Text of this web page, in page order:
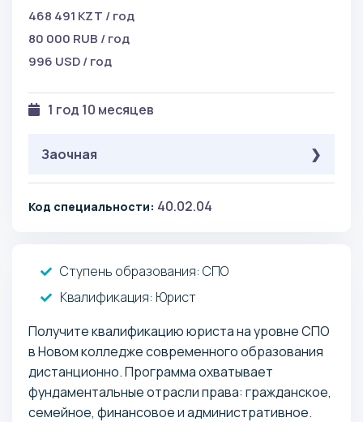
468 491 KZT / год
80 000 RUB / год
996 USD / год
1 год 10 месяцев
Заочная
Школа (9 классов):
Узбекистан
Туркменистан Киргизия
30 000 RUB / год
3 года 9 месяцев
Код специальности: 40.02.04
Ступень образования: СПО
Квалификация: Юрист
Получите квалификацию юриста на уровне СПО
в Новом колледже современного образования
дистанционно. Программа охватывает
фундаментальные отрасли права: гражданское,
семейное, финансовое и административное.